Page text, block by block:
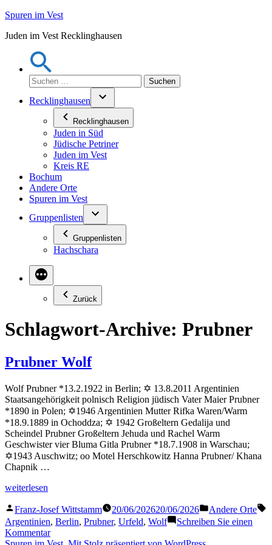
Zum
springen
Spuren im Vest
Juden im Vest Recklinghausen
Suchen
nach:
Recklinghausen
Recklinghausen
Juden in Süd
Jüdische Petriner
Juden im Vest
Kreis RE
Bochum
Andere Orte
Spuren im Vest
Gruppenlisten
Gruppenlisten
Hachschara
Zurück
Schlagwort-Archive: Prubner
Prubner Wolf
Wolf Prubner *13.2.1922 in Berlin; ✡ 13.8.2011 Argentinien
Staatsangehörigkeit polnisch Religion jüdisch Vater Maier Prubner
*1890 in Polen; ✡1946 Argentinien Mutter Rifka Waren/Warm
*18.9.1889 in Ochoddza; ✡ 1942 Großeltern Gedalija und
Scheindel Prubner Großeltern Jehuda und Rachel Warm
Geschwister vier Bluma Gitla Prubner *18.7.1908 in Warschau;
✡1943 Auschwitz; oo Motel Herschkowitz Hanna Prubner/ Khana
Chapnik …
„Prubner
weiterlesen
Veröffentlicht
von
Franz-Josef Wittstamm 20/06/202620/06/2026
Veröffentlicht
in
Andere Orte
Argentinien, Berlin, Prubner, Urfeld, Wolf
Schreiben Sie einen
Kommentarzu
Prubner